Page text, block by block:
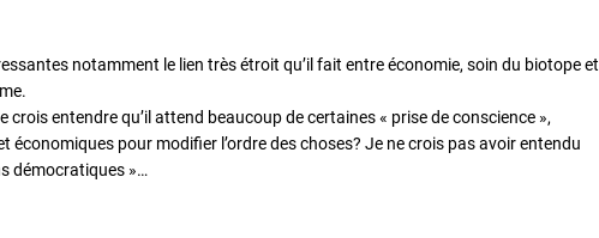
notamment le lien très étroit qu’il fait entre économie, soin du biotope et
crois entendre qu’il attend beaucoup de certaines « prise de conscience »,
économiques pour modifier l’ordre des choses? Je ne crois pas avoir entendu
démocratiques »…